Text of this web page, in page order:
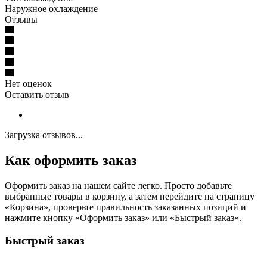
Наружное охлаждение
Отзывы
Нет оценок
Оставить отзыв
Загрузка отзывов...
Как оформить заказ
Оформить заказ на нашем сайте легко. Просто добавьте
выбранные товары в корзину, а затем перейдите на страницу
«Корзина», проверьте правильность заказанных позиций и
нажмите кнопку «Оформить заказ» или «Быстрый заказ».
Быстрый заказ